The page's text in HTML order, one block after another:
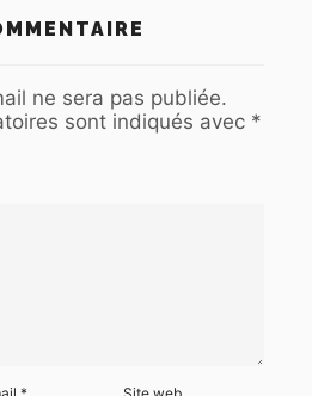
ne sera pas publiée.
sont indiqués avec *